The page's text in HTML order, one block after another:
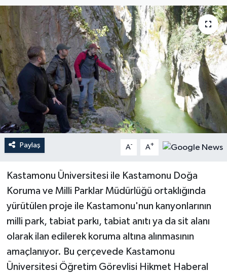
Paylaş A- A+
Kastamonu Üniversitesi ile Kastamonu Doğa
Koruma ve Milli Parklar Müdürlüğü ortaklığında
yürütülen proje ile Kastamonu'nun kanyonlarının
milli park, tabiat parkı, tabiat anıtı ya da sit alanı
olarak ilan edilerek koruma altına alınmasının
amaçlanıyor. Bu çerçevede Kastamonu
Üniversitesi Öğretim Görevlisi Hikmet Haberal
Özel Haber
Politika
Resmi İlan
Sağlık
Spor
Sürmanşet
Teknoloji
Yaşam